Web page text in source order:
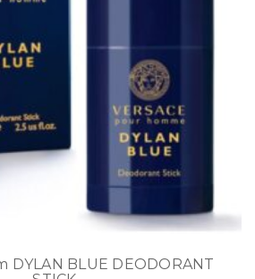
DYLAN BLUE DEODORANT